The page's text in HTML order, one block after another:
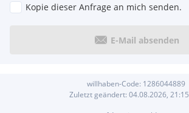
Kopie dieser Anfrage an mich senden.
E-Mail absenden
willhaben-Code: 1286044889
Zuletzt geändert: 04.08.2026, 21:15